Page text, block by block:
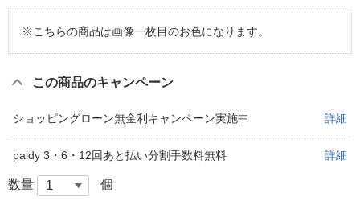
※こちらの商品は画像一枚目のお色になります。
この商品のキャンペーン
ショッピングローン無金利キャンペーン実施中 詳細
paidy 3・6・12回あと払い分割手数料無料 詳細
数量 個